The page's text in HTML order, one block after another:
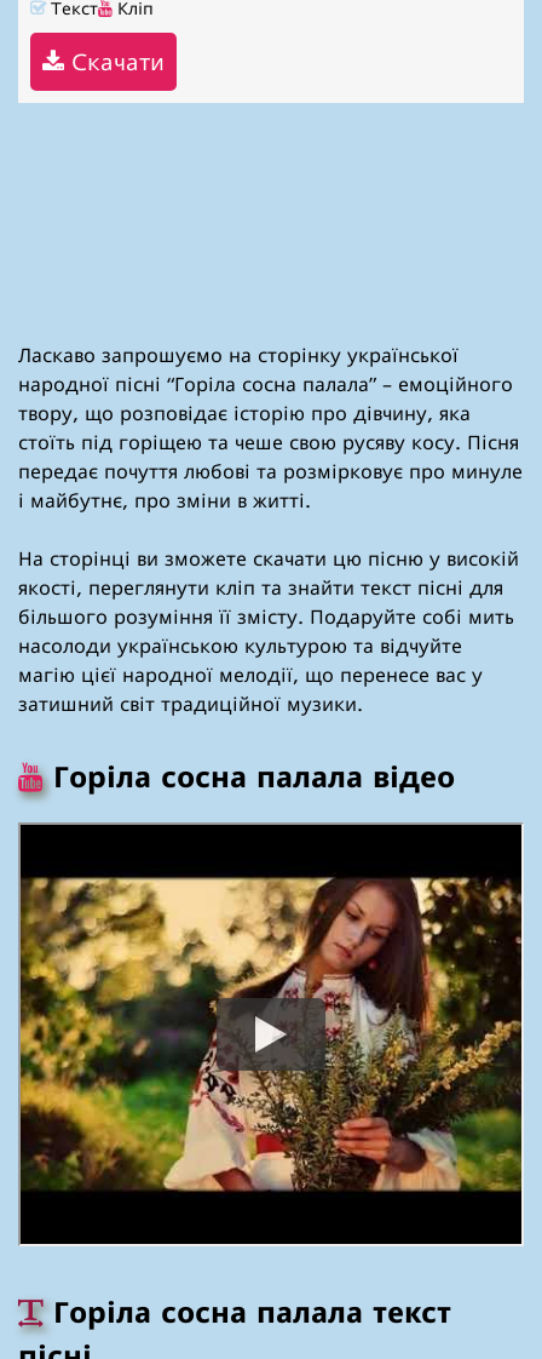
Текст Кліп
Скачати
Ласкаво запрошуємо на сторінку української
народної пісні “Горіла сосна палала” – емоційного
твору, що розповідає історію про дівчину, яка
стоїть під горіщею та чеше свою русяву косу. Пісня
передає почуття любові та розмірковує про минуле
і майбутнє, про зміни в житті.
На сторінці ви зможете скачати цю пісню у високій
якості, переглянути кліп та знайти текст пісні для
більшого розуміння її змісту. Подаруйте собі мить
насолоди українською культурою та відчуйте
магію цієї народної мелодії, що перенесе вас у
затишний світ традиційної музики.
Горіла сосна палала відео
Горіла сосна палала текст